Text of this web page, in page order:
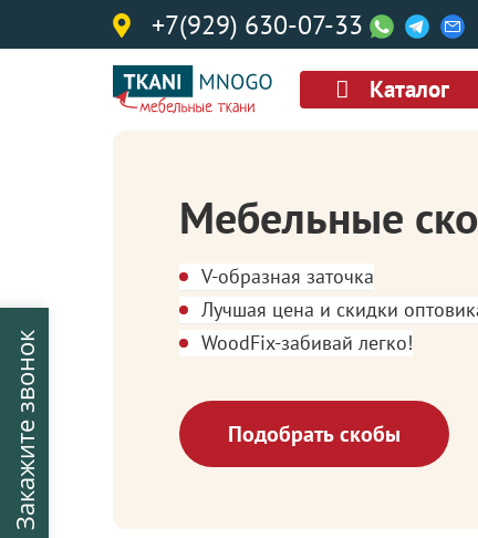
+7(929) 630-07-33
Каталог
Мебельные
V-образная заточка
Лучшая цена и скидки
WoodFix-забивай легко!
Подобрать скобы
Закажите звонок